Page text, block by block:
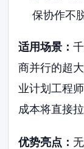
保协作不
适用场景：
商并行的超
业计划工程
成本将直接
优势亮点：